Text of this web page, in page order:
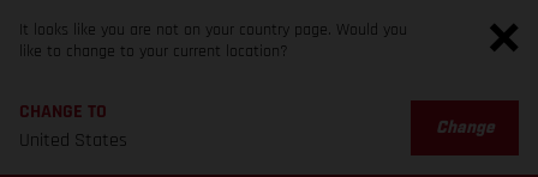
It looks like you are not on your country page. Would you
like to change to your current location?
CHANGE TO
United States
Change